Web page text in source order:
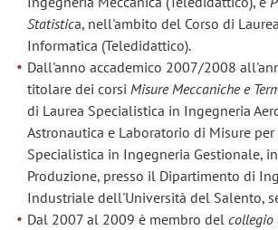
Statistica, nell'ambito del Corso di
Informatica (Teledidattico).
Dall'anno accademico 2007/2008
titolare dei corsiMisure Meccaniche e
di Laurea Specialistica in Ingegneria
Astronautica e Laboratorio di Misure per
Specialistica in Ingegneria Gestionale,
Produzione, presso il Dipartimento di
Industriale dell'Università del Salento,
Dal 2007 al 2009 è membro delcollegio